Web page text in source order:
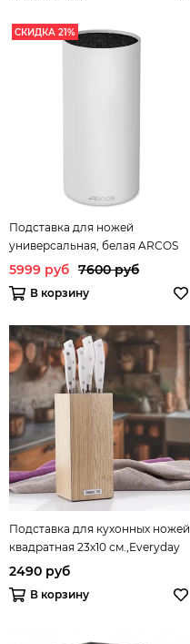
СКИДКА 21%
Подставка для ножей
универсальная, белая ARCOS
Kitchen gadgets арт. 794400
5999 руб 7600 руб
В корзину
Подставка для кухонных ножей
квадратная 23х10 см.,Everyday
арт.PDN102094OA4
2490 руб
В корзину